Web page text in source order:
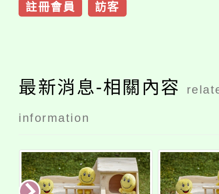
註冊會員 訪客
最新消息-相關內容
information